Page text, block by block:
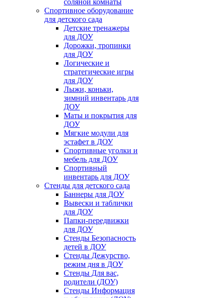
соляной комнаты
Спортивное оборудование
для детского сада
Детские тренажеры
для ДОУ
Дорожки, тропинки
для ДОУ
Логические и
стратегические игры
для ДОУ
Лыжи, коньки,
зимний инвентарь для
ДОУ
Маты и покрытия для
ДОУ
Мягкие модули для
эстафет в ДОУ
Спортивные уголки и
мебель для ДОУ
Спортивный
инвентарь для ДОУ
Стенды для детского сада
Баннеры для ДОУ
Вывески и таблички
для ДОУ
Папки-передвижки
для ДОУ
Стенды Безопасность
детей в ДОУ
Стенды Дежурство,
режим дня в ДОУ
Стенды Для вас,
родители (ДОУ)
Стенды Информация